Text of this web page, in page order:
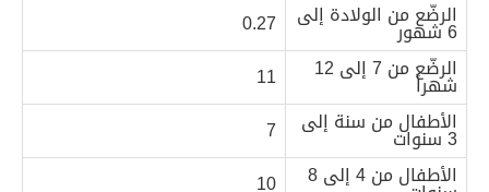
الرضّع من الولادة إلى
6 شهور
0.27
الرضّع من 7 إلى 12
شهراً
11
الأطفال من سنة إلى
3 سنوات
7
الأطفال من 4 إلى 8
10